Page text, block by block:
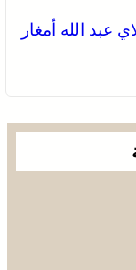
عبد الله أمغار